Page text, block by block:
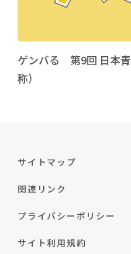
ゲンバる 第9回 日本
称）
サイトマップ
関連リンク
プライバシーポリシー
サイト利用規約